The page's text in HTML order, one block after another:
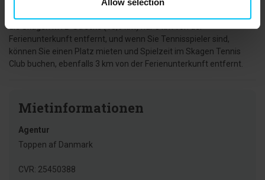
die Skagen MTB-Strecke (13,6 km) nur 3 km von der
Ferienunterkunft entfernt, und wenn Sie Tennisspieler sind,
können Sie einen Platz mieten und Spielzeit im Skagen Tennis
Club buchen, ebenfalls 3 km von der Ferienunterkunft entfernt.
Mietinformationen
Agentur
Toppen af Danmark
CVR: 25450388